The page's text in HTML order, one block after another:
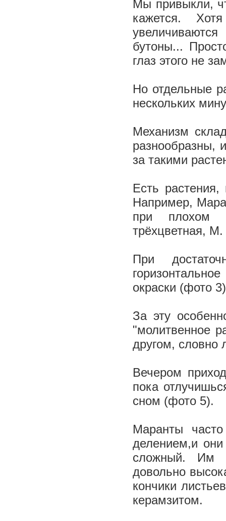
Мы привыкли,
кажется.
бутоны...
глаз этого не
Но отдельные
нескольких
Механизм
разнообразны,
за такими
Есть
Например,
при плохом
трёхцветная,
При
окраски (фото
За эту
"молитвенное
другом, словно
Вечером
пока
сном (фото 5).
Маранты
делением,и
сложный. Им
довольно
кончики
керамзитом.